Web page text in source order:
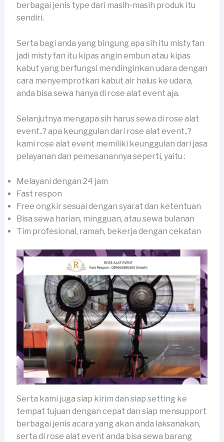
berbagai jenis type dari masih-masih produk itu
sendiri.
Serta bagi anda yang bingung apa sih itu misty fan
jadi misty fan itu kipas angin embun atau kipas
kabut yang berfungsi mendinginkan udara dengan
cara menyemprotkan kabut air halus ke udara,
anda bisa sewa hanya di rose alat event aja.
Selanjutnya mengapa sih harus sewa di rose alat
event..? apa keunggulan dari rose alat event..?
kami rose alat event memiliki keunggulan dari jasa
pelayanan dan pemesanannya seperti, yaitu :
Melayani dengan 24 jam
Fast respon
Free ongkir sesuai dengan syarat dan ketentuan
Bisa sewa harian, mingguan, atau sewa bulanan
Tim profesional, ramah, bekerja dengan cekatan
Serta kami juga siap kirim dan siap setting ke
tempat tujuan dengan cepat dan siap mensupport
berbagai jenis acara yang akan anda laksanakan,
serta di rose alat event anda bisa sewa barang